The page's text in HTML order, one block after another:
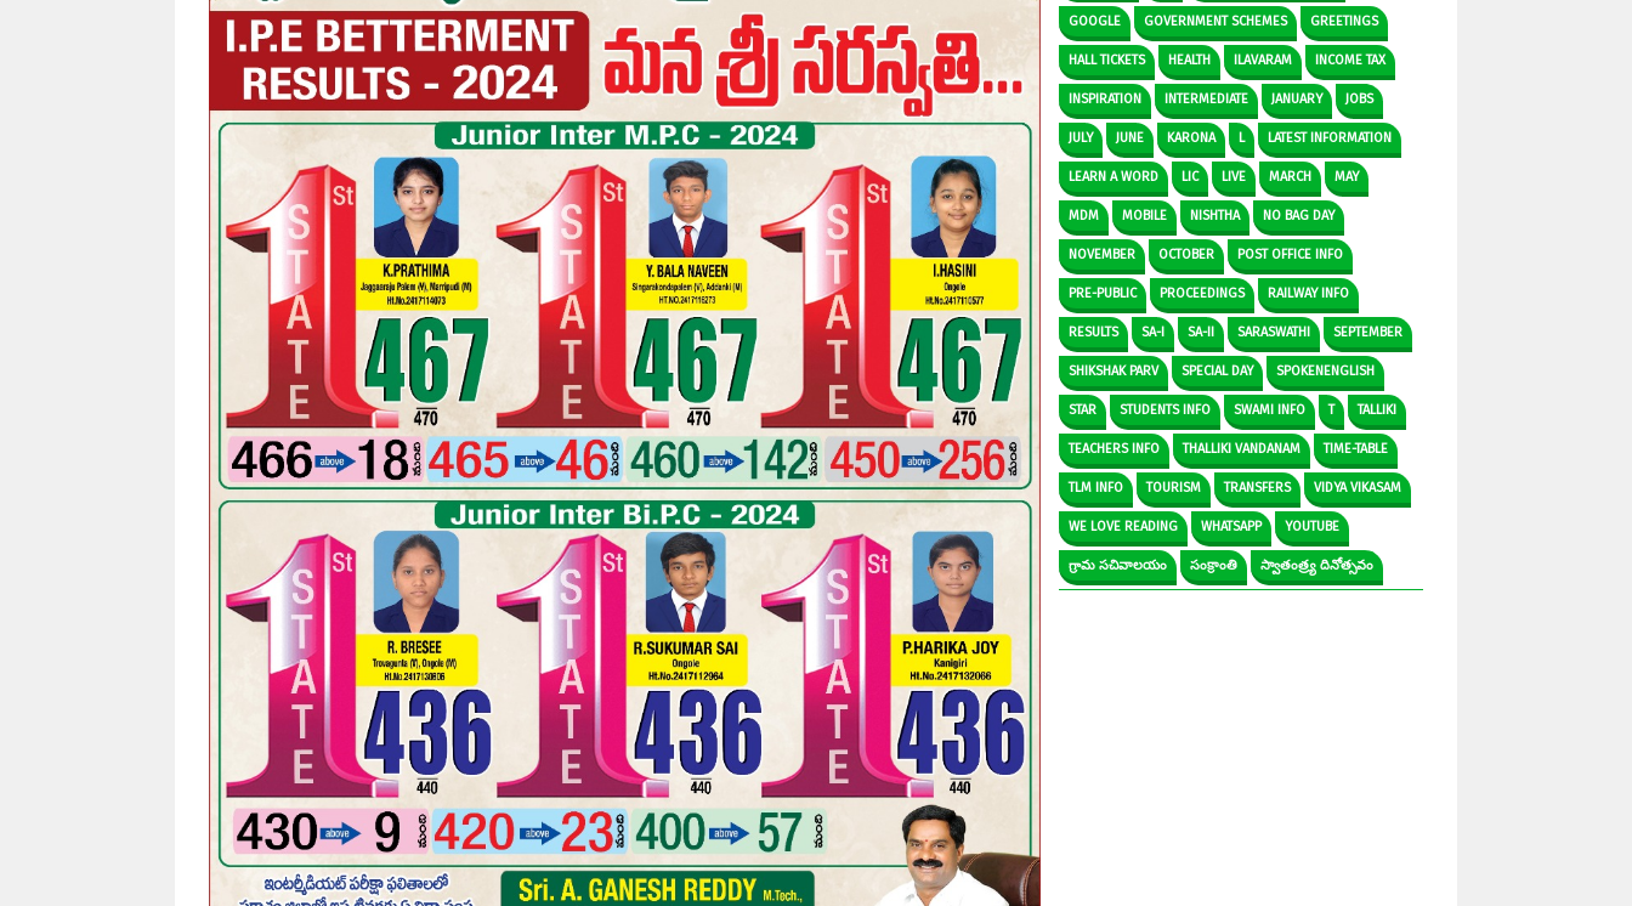
GOOGLE GOVERNMENT SCHEMES GREETINGS
HALL TICKETS HEALTH ILAVARAM INCOME TAX
INSPIRATION INTERMEDIATE JANUARY JOBS
JULY JUNE KARONA L LATEST INFORMATION
LEARN A WORD LIC LIVE MARCH MAY
MDM MOBILE NISHTHA NO BAG DAY
NOVEMBER OCTOBER POST OFFICE INFO
PRE-PUBLIC PROCEEDINGS RAILWAY INFO
RESULTS SA-I SA-II SARASWATHI SEPTEMBER
SHIKSHAK PARV SPECIAL DAY SPOKENENGLISH
STAR STUDENTS INFO SWAMI INFO T TALLIKI
TEACHERS INFO THALLIKI VANDANAM TIME-TABLE
TLM INFO TOURISM TRANSFERS VIDYA VIKASAM
WE LOVE READING WHATSAPP YOUTUBE
గ్రామ సచివాలయం సంక్రాంతి స్వాతంత్ర్య దినోత్సవం